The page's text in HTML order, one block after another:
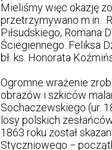
Mieliśmy więc okazję
przetrzymywano m.in.
Piłsudskiego, Romana
Ściegiennego. Feliksa
bł. ks. Honorata
Ogromne wrażenie
obrazów i szkiców
Sochaczewskiego (ur.
losy polskich
1863 roku został
Styczniowego −